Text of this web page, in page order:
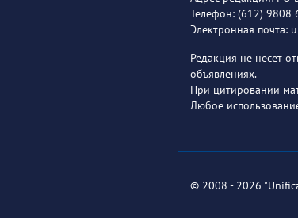
Телефон: (612) 9808
Электронная почта:
Редакция не несет
объявлениях.
При цитировании
Любое
© 2008 - 2026